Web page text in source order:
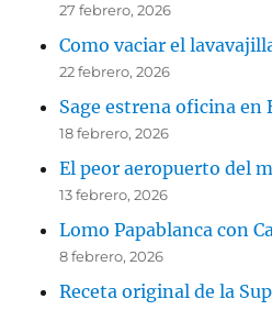
27 febrero, 2026
Como vaciar el
22 febrero, 2026
Sage estrena oficina en
18 febrero, 2026
El peor aeropuerto del
13 febrero, 2026
Lomo Papablanca con
8 febrero, 2026
Receta original de la